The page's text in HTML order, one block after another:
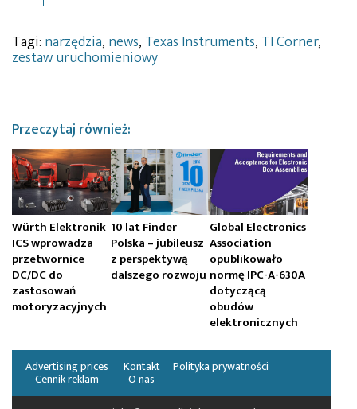
Tagi: narzędzia, news, Texas Instruments, TI Corner,
zestaw uruchomieniowy
Przeczytaj również:
Würth Elektronik
ICS wprowadza
przetwornice
DC/DC do
zastosowań
motoryzacyjnych
10 lat Finder
Polska – jubileusz
z perspektywą
dalszego rozwoju
Global Electronics
Association
opublikowało
normę IPC-A-630A
dotyczącą
obudów
elektronicznych
Cennik reklam
Advertising prices Kontakt
O nas
Polityka prywatności